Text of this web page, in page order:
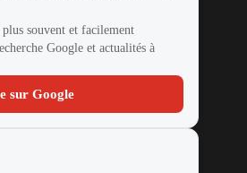
souvent et facilement
Google et actualités à
sur Google